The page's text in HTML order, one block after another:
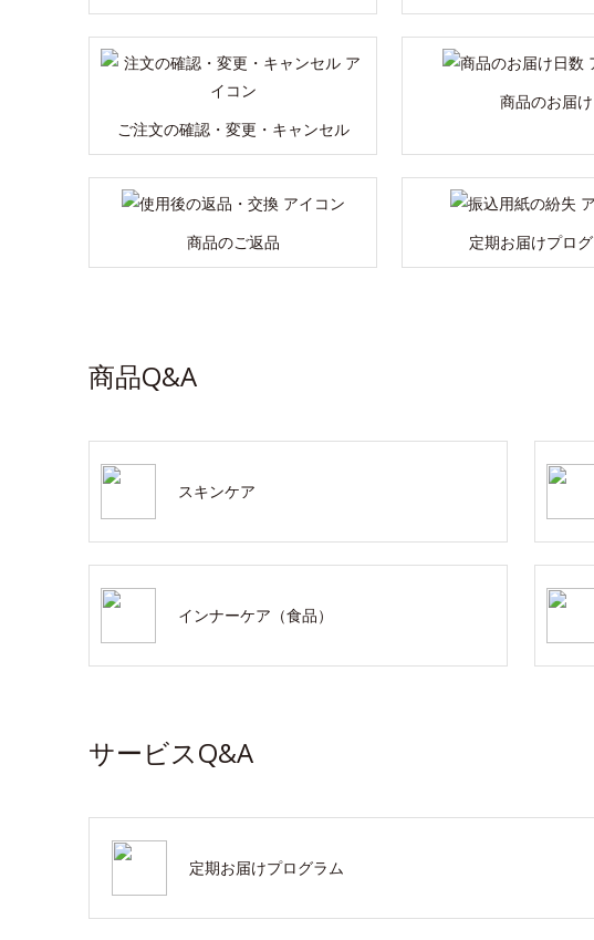
ご注文の確認・変更・キャンセル
商品のお届け
商品のご返品 定期お届けプロ
商品Q&A
スキンケア
インナーケア（食品）
サービスQ&A
定期お届けプログラム